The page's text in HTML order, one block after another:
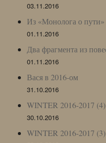
03.11.2016
Из «Монолога о пути»
01.11.2016
Два фрагмента из
01.11.2016
Вася в 2016-ом
31.10.2016
WINTER 2016-2017 (4)
30.10.2016
WINTER 2016-2017 (3)